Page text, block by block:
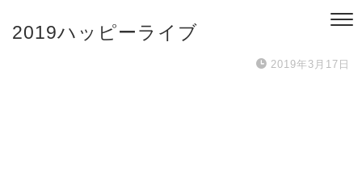
2019ハッピーライブ
2019年3月17日